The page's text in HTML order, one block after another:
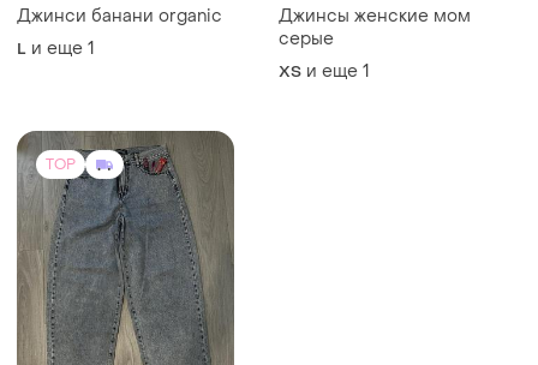
Джинси банани organic
L и еще 1
Джинсы женские мом
серые
XS и еще 1
TOP